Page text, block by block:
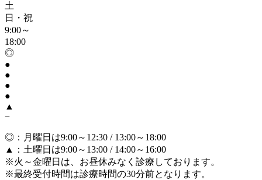
土
日・祝
9:00～
18:00
◎
●
●
●
●
▲
−
◎ ：月曜日は9:00～12:30 / 13:00～18:00
▲
：土曜日は9:00～13:00 / 14:00～16:00
※火～金曜日は、お昼休みなく診療しております。
※最終受付時間は診療時間の30分前となります。